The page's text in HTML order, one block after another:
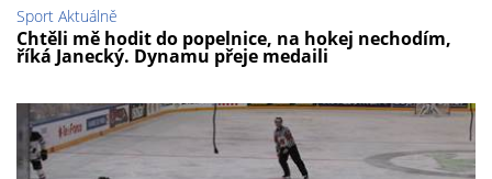
Sport Aktuálně
Chtěli mě hodit do popelnice, na hokej nechodím,
říká Janecký. Dynamu přeje medaili